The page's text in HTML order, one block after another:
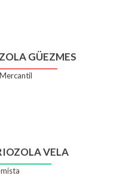
GÜEZMES
VELA